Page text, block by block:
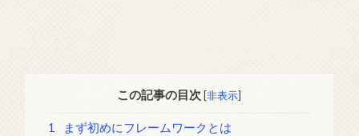
この記事の目次 [非表示]
1 まず初めにフレームワークとは